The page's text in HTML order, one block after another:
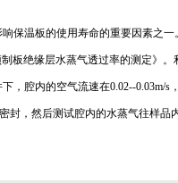
保温板的使用寿命的重要因素之
板绝缘层水蒸气透过率的测定》。
，腔内的空气流速在0.02--0.03m/s
封，然后测试腔内的水蒸气往样品